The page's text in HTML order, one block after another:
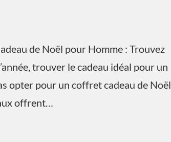
de Noël pour Homme : Trouvez
trouver le cadeau idéal pour un
opter pour un coffret cadeau de Noël
offrent…